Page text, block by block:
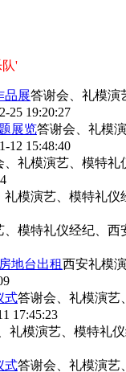
队'
品展答谢会、礼模演
25 19:20:27
展览答谢会、礼模
12 15:48:40
、礼模演艺、模特礼
礼模演艺、模特礼仪
模特礼仪经纪、西
地台出租西安礼模
式答谢会、礼模演艺
17:45:23
礼模演艺、模特礼
式答谢会、礼模演艺